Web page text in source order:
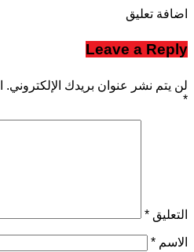
اضافة تعليق
Leave a Reply
لن يتم نشر عنوان بريدك الإلكتروني.
*
التعليق *
الاسم *